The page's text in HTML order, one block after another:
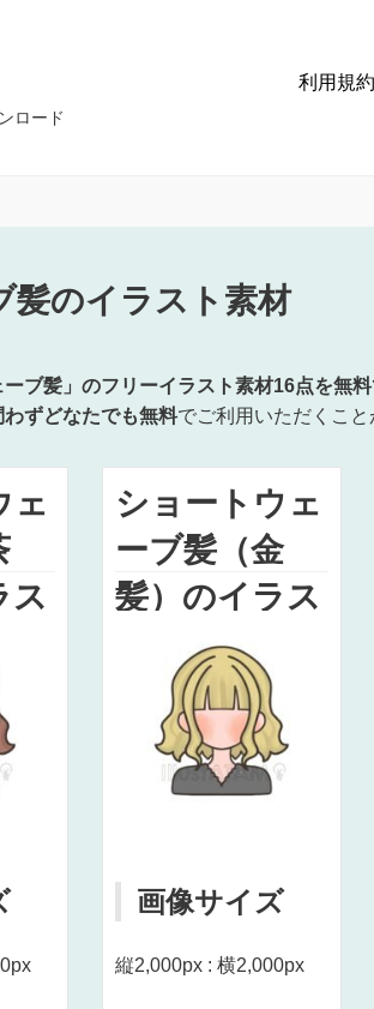
ロード
利用規
髪のイラスト素材
ーブ髪」のフリーイラスト素材16点を無
ずどなたでも無料でご利用いただくこと
ェ
ス
ショートウェ
ーブ髪（金
髪）のイラス
画像サイズ
縦2,000px : 横2,000px